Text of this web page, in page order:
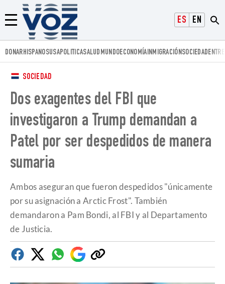
ESPAÑOLENGLISH
Menú
Voz.us
DONARHISPANOSUSAPOLITICASALUD MUNDOECONOMÍAINMIGRACIÓNSOCIEDAD
SOCIEDAD
Dos exagentes del FBI que
investigaron a Trump demandan a
Patel por ser despedidos de manera
sumaria
Ambos aseguran que fueron despedidos "únicamente
por su asignación a Arctic Frost". También
demandaron a Pam Bondi, al FBI y al Departamento
de Justicia.
FacebookTwitterWhatsapp
Google
Discover
Copiar
enlace